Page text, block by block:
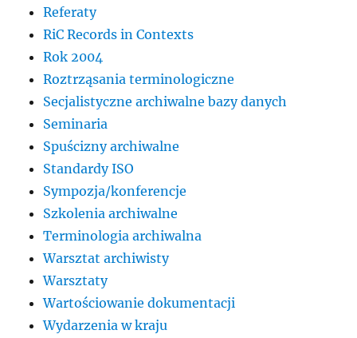
Referaty
RiC Records in Contexts
Rok 2004
Roztrząsania terminologiczne
Secjalistyczne archiwalne bazy danych
Seminaria
Spuścizny archiwalne
Standardy ISO
Sympozja/konferencje
Szkolenia archiwalne
Terminologia archiwalna
Warsztat archiwisty
Warsztaty
Wartościowanie dokumentacji
Wydarzenia w kraju